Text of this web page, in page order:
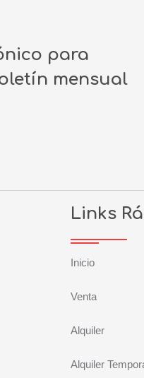
para
mensual
Links
Inicio
Venta
Alquiler
Alquiler